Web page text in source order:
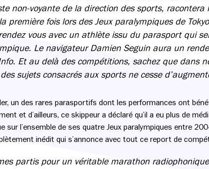
non-voyante de la direction des sports, racontera
première fois lors des Jeux paralympiques de
vous avec un athlète issu du parasport qui
Le navigateur Damien Seguin aura un
Et au delà des compétitions, sachez que dans
sujets consacrés aux sports ne cesse
un des rares parasportifs dont les performances ont
et d’ailleurs, ce skippeur a déclaré qu’il a eu plus de
sur l’ensemble de ses quatre Jeux paralympiques entre
inédit qui s’annonce avec tout ce report de
partis pour un véritable marathon